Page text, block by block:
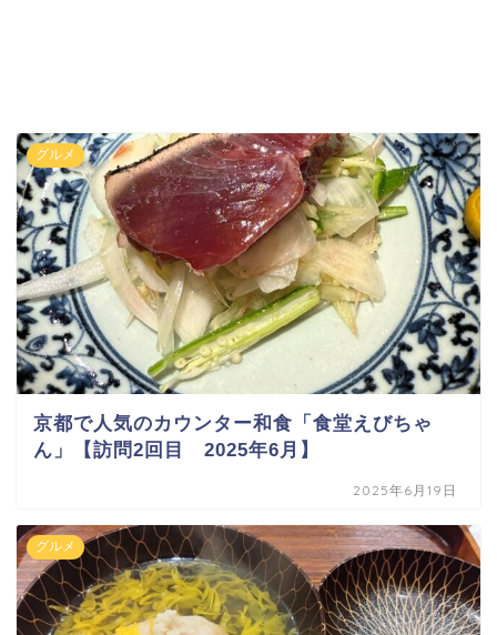
グルメ
京都で人気のカウンター和食「食堂えびちゃ
ん」【訪問2回目 2025年6月】
2025年6月19日
グルメ